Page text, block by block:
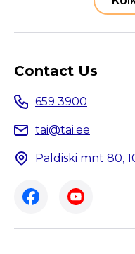
Contact Us
659 3900
tai@tai.ee
Paldiski mnt 80,